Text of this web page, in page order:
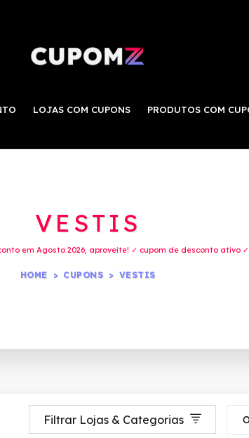
LOJAS COM CUPONS PRODUTOS COM
VESTIS
em Agosto 2026, aproveite! ✓ cupom de desconto ativo
HOME CUPONS VESTIS
Filtrar Lojas & Categorias